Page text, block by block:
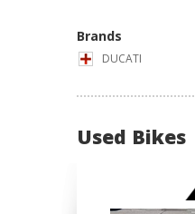
Brands
DUCATI
Used Bikes